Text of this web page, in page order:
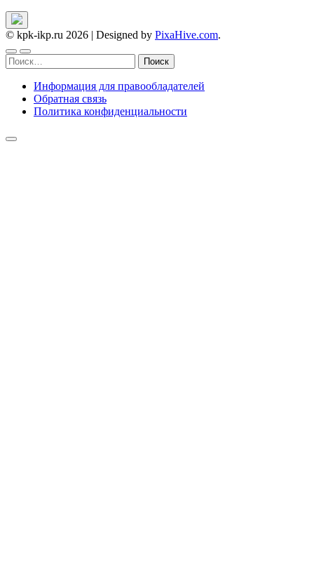
© kpk-ikp.ru 2026 | Designed by PixaHive.com.
Найти:
Информация для правообладателей
Обратная связь
Политика конфиденциальности